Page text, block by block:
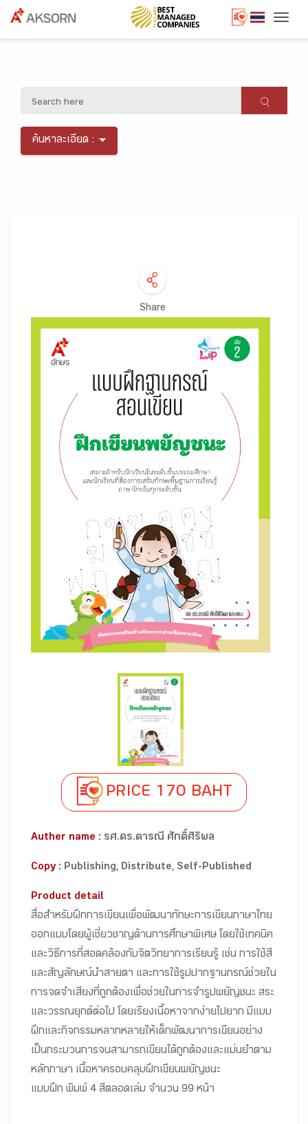
ค้นหาละเอียด :
Share
PRICE 170 BAHT
Auther name : รศ.ดร.ดารณี ศักดิ์ศิริผล
Copy : Publishing, Distribute, Self-Published
Product detail
สื่อสำหรับฝึกการเขียนเพื่อพัฒนาทักษะการเขียนภาษาไทย
ออกแบบโดยผู้เชี่ยวชาญด้านการศึกษาพิเศษ โดยใช้เทคนิค
และวิธีการที่สอดคล้องกับจิตวิทยาการเรียนรู้ เช่น การใช้สี
และสัญลักษณ์นำสายตา และการใช้รูปปากฐานกรณ์ช่วยใน
การจดจำเสียงที่ถูกต้องเพื่อช่วยในการจำรูปพยัญชนะ สระ
และวรรณยุกต์ต่อไป โดยเรียงเนื้อหาจากง่ายไปยาก มีแบบ
ฝึกและกิจกรรมหลากหลายให้เด็กพัฒนาการเขียนอย่าง
เป็นกระบวนการจนสามารถเขียนได้ถูกต้องและแม่นยำตาม
หลักภาษา เนื้อหาครอบคลุมฝึกเขียนพยัญชนะ
แบบฝึก พิมพ์ 4 สีตลอดเล่ม จำนวน 99 หน้า